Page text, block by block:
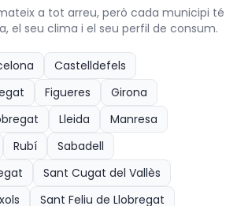
mateix a tot arreu, però cada municipi té
el seu clima i el seu perfil de consum.
Castelldefels
Figueres
Girona
Lleida
Manresa
Rubí
Sabadell
Sant Cugat del Vallès
Sant Feliu de Llobregat